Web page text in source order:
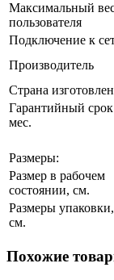
Максимальный
пользователя
Подключение к
Производитель
Страна
Гарантийный срок
мес.
Размеры:
Размер в рабочем
состоянии, см.
Размеры упаковки,
см.
Похожие